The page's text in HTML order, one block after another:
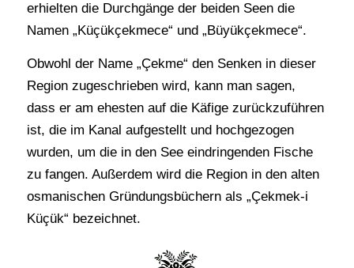
erhielten die Durchgänge der beiden Seen die
Namen „Küçükçekmece“ und „Büyükçekmece“.
Obwohl der Name „Çekme“ den Senken in dieser
Region zugeschrieben wird, kann man sagen,
dass er am ehesten auf die Käfige zurückzuführen
ist, die im Kanal aufgestellt und hochgezogen
wurden, um die in den See eindringenden Fische
zu fangen. Außerdem wird die Region in den alten
osmanischen Gründungsbüchern als „Çekmek-i
Küçük“ bezeichnet.